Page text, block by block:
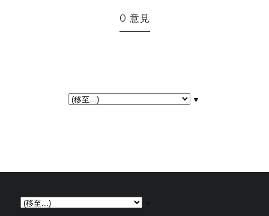
0 意見
▼